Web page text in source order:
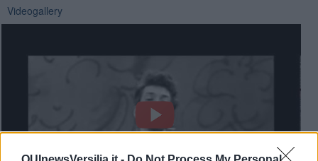
Videogallery